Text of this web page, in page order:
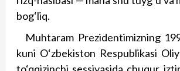
bog‘liq.
Muhtaram Prezidentimizning
kuni O‘zbekiston Respublikasi